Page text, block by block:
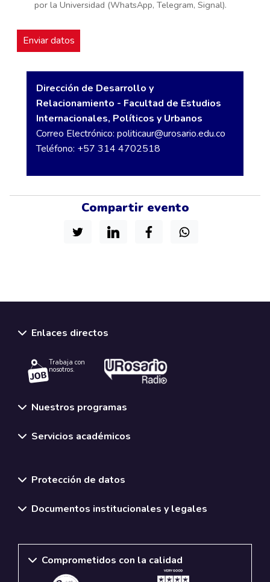
por la Universidad (WhatsApp, Telegram, Signal).
Dirección de Desarrollo y
Relacionamiento - Facultad de Estudios
Internacionales, Políticos y Urbanos
Correo Electrónico: politicaur@urosario.edu.co
Teléfono: +57 314 4702518
Compartir evento
Enlaces directos
Trabaja con
nosotros.
Nuestros programas
Servicios académicos
Protección de datos
Documentos institucionales y legales
Comprometidos con la calidad